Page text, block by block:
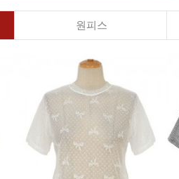
원피스